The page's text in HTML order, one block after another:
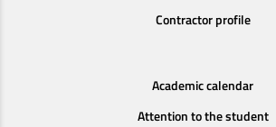
Contractor profile
Academic calendar
Attention to the student